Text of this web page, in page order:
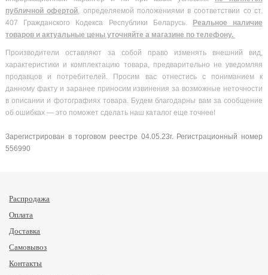
публичной офертой , определяемой положениями в соответствии со ст.
407 Гражданского Кодекса Республики Беларусь. Реальное наличие
товаров и актуальные цены уточняйте а магазине по телефону.
Производители оставляют за собой право изменять внешний вид,
характеристики и комплектацию товара, предварительно не уведомляя
продавцов и потребителей. Просим вас отнестись с пониманием к
данному факту и заранее приносим извинения за возможные неточности
в описании и фотографиях товара. Будем благодарны вам за сообщение
об ошибках — это поможет сделать наш каталог еще точнее!
Зарегистрирован в торговом реестре 04.05.23г. Регистрационный номер
556990
Распродажа
Оплата
Доставка
Самовывоз
Контакты